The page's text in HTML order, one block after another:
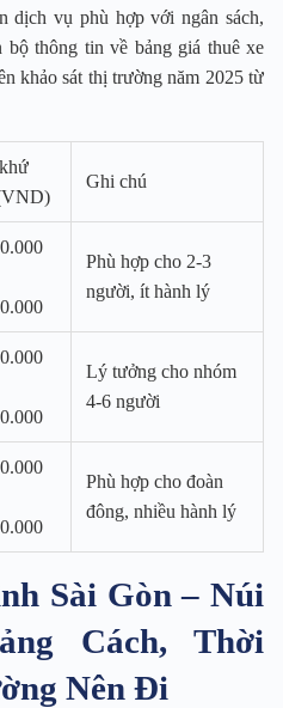
dịch vụ phù hợp với ngân sách,
bộ thông tin về bảng giá thuê xe
khảo sát thị trường năm 2025 từ
Ghi chú
Phù hợp cho 2-3
người, ít hành lý
Lý tưởng cho nhóm
4-6 người
Phù hợp cho đoàn
đông, nhiều hành lý
Sài Gòn – Núi
Cách, Thời
Nên Đi